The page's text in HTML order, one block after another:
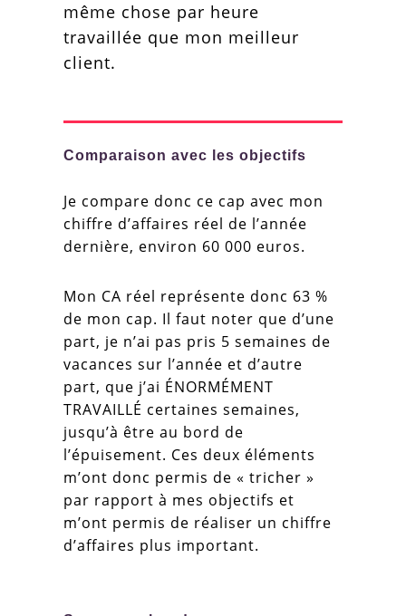
même chose par heure
travaillée que mon meilleur
client.
Comparaison avec les objectifs
Je compare donc ce cap avec mon
chiffre d’affaires réel de l’année
dernière, environ 60 000 euros.
Mon CA réel représente donc 63 %
de mon cap. Il faut noter que d’une
part, je n’ai pas pris 5 semaines de
vacances sur l’année et d’autre
part, que j’ai ÉNORMÉMENT
TRAVAILLÉ certaines semaines,
jusqu’à être au bord de
l’épuisement. Ces deux éléments
m’ont donc permis de « tricher »
par rapport à mes objectifs et
m’ont permis de réaliser un chiffre
d’affaires plus important.